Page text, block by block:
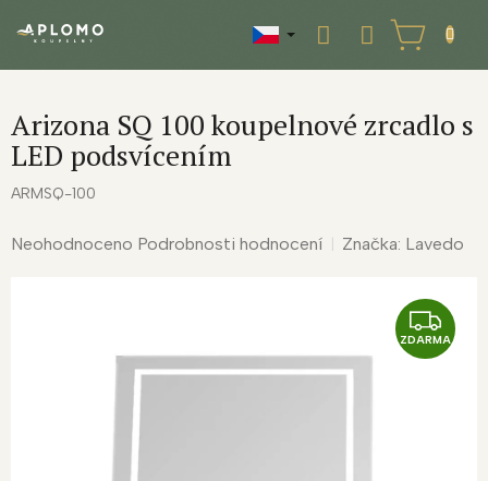
NÁKUPNÍ
KOŠÍK
Arizona SQ 100 koupelnové zrcadlo s
LED podsvícením
ARMSQ-100
Průměrné
Neohodnoceno Podrobnosti hodnocení Značka: Lavedo
Z
D
ZDARMA